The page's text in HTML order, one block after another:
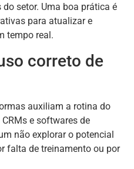
setor. Uma boa prática é
para atualizar e
tempo real.
correto de
auxiliam a rotina do
e softwares de
não explorar o potencial
falta de treinamento ou por